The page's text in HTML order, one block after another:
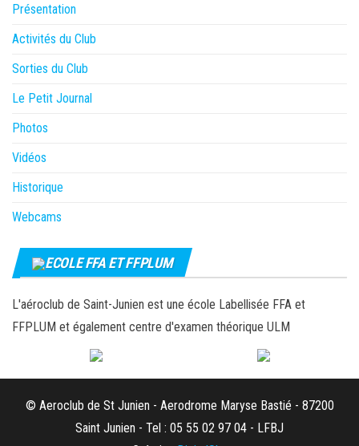
Présentation
Activités du Club
Sorties du Club
Le Petit Journal
Photos
Vidéos
Historique
Webcams
ECOLE FFA ET FFPLUM
L'aéroclub de Saint-Junien est une école Labellisée FFA et
FFPLUM et également centre d'examen théorique ULM
© Aeroclub de St Junien - Aerodrome Maryse Bastié - 87200
Saint Junien - Tel : 05 55 02 97 04 - LFBJ